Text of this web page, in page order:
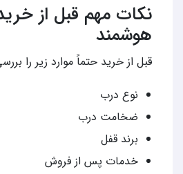
نکات مهم قبل از
هوشمند
قبل از خرید حتماً موارد زیر را
نوع درب
ضخامت درب
برند قفل
خدمات پس از فروش